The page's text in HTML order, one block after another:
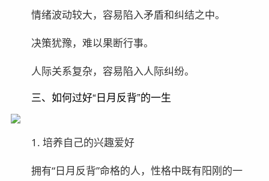
情绪波动较大，容易陷入矛盾和纠结之中。
决策犹豫，难以果断行事。
人际关系复杂，容易陷入人际纠纷。
三、如何过好“日月反背”的一生
1. 培养自己的兴趣爱好
拥有“日月反背”命格的人，性格中既有阳刚的一